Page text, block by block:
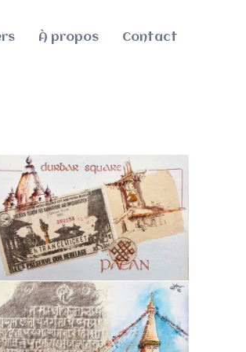
À propos Contact